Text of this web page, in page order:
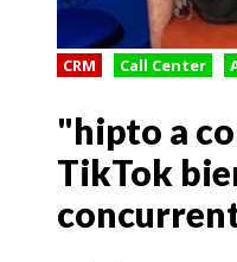
CRM Call Center
"hipto a
TikTok